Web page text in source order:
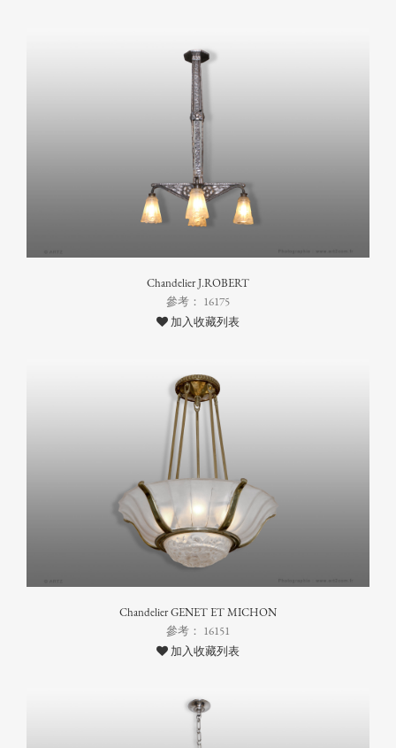
Chandelier J.ROBERT
參考： 16175
加入收藏列表
Chandelier GENET ET MICHON
參考： 16151
加入收藏列表